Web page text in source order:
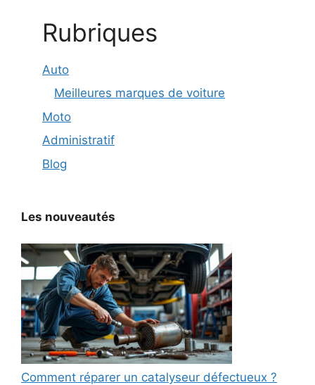
Rubriques
Auto
Meilleures marques de voiture
Moto
Administratif
Blog
Les nouveautés
Comment réparer un catalyseur défectueux ?